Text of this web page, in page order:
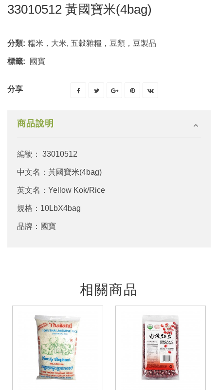
33010512 黃國寶米(4bag)
分類: 糯米，大米, 五穀雜糧，豆類，豆製品
標籤: 國寶
分享
商品說明
編號： 33010512
中文名：黃國寶米(4bag)
英文名：Yellow Kok/Rice
規格：10LbX4bag
品牌：國寶
相關商品